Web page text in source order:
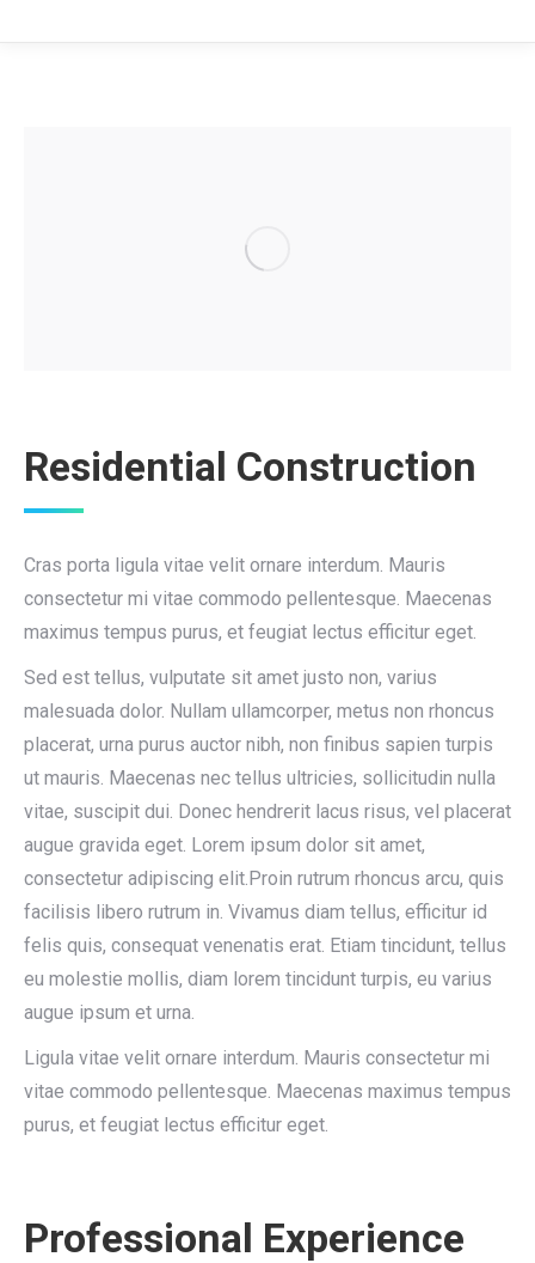
Residential Construction
Cras porta ligula vitae velit ornare interdum. Mauris
consectetur mi vitae commodo pellentesque. Maecenas
maximus tempus purus, et feugiat lectus efficitur eget.
Sed est tellus, vulputate sit amet justo non, varius
malesuada dolor. Nullam ullamcorper, metus non rhoncus
placerat, urna purus auctor nibh, non finibus sapien turpis
ut mauris. Maecenas nec tellus ultricies, sollicitudin nulla
vitae, suscipit dui. Donec hendrerit lacus risus, vel placerat
augue gravida eget. Lorem ipsum dolor sit amet,
consectetur adipiscing elit.Proin rutrum rhoncus arcu, quis
facilisis libero rutrum in. Vivamus diam tellus, efficitur id
felis quis, consequat venenatis erat. Etiam tincidunt, tellus
eu molestie mollis, diam lorem tincidunt turpis, eu varius
augue ipsum et urna.
Ligula vitae velit ornare interdum. Mauris consectetur mi
vitae commodo pellentesque. Maecenas maximus tempus
purus, et feugiat lectus efficitur eget.
Professional Experience